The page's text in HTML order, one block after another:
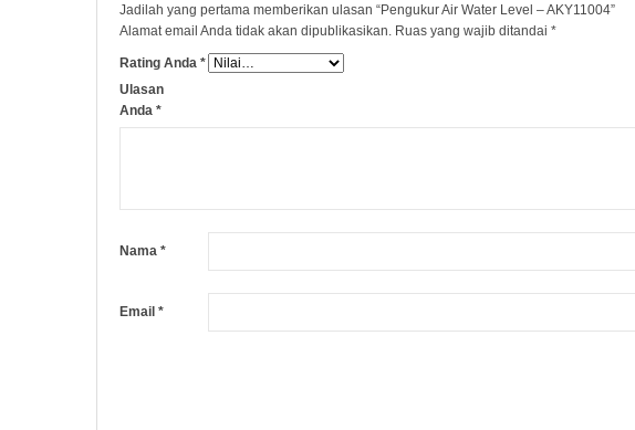
Jadilah yang pertama memberikan ulasan “Pengukur Air Water Level – AKY11004”
Alamat email Anda tidak akan dipublikasikan. Ruas yang wajib ditandai *
Rating Anda *
Ulasan
Anda *
Nama *
Email *